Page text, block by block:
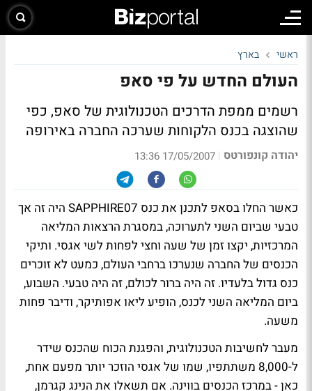
ראשי בארץ
העולם החדש על פי סאפ
רשמים ממפת הדרכים הטכנולוגית של סאפ, כפי
שהוצגה בכנס הלקוחות שערכה החברה באירופה
יהודה קונפורטס |
17/05/2007 13:36
כאשר החלו בסאפ לתכנן את כנס SAPPHIRE07 היה זה אך
טבעי שביום השני לתערוכה, במסגרת הרצאות המליאה
המרכזיות, יקצו זמן של שעה וחצי לפחות לשי אגסי. ותיקי
הכנסים של החברה שנערכו ברחבי העולם, כמעט לא זוכרים
כנס גדול בלעדיו. זה היה ברור לכולם, זה היה טבעי. השבוע,
ביום המליאה השני לכנס, הופיע ליאו אפותיקר, ודיבר פחות
משעה.
מעבר לחשיבות הטכנולוגית, והפגנת הכוח שהכנס שידר
ל-8,000 משתתפיו, שמו של אגסי הוזכר יותר מפעם אחת,
כאן - במרכז הכנסים בווינה. אם תשאלו את הנינג קגרמן,